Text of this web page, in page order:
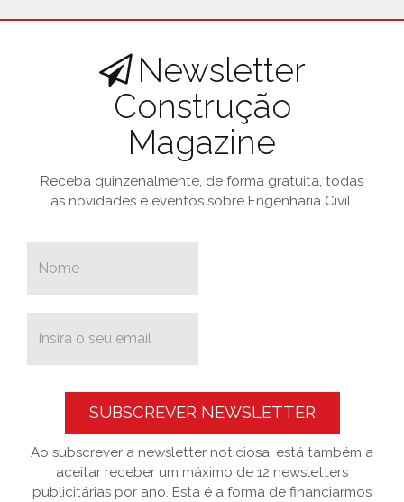
Newsletter
Construção
Magazine
Receba quinzenalmente, de forma gratuita, todas
as novidades e eventos sobre Engenharia Civil.
SUBSCREVER NEWSLETTER
Ao subscrever a newsletter noticiosa, está também a
aceitar receber um máximo de 12 newsletters
publicitárias por ano. Esta é a forma de financiarmos